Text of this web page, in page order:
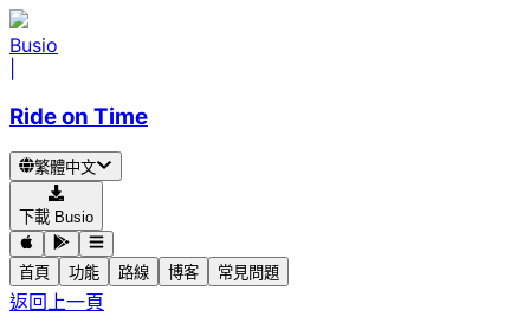
Busio
Ride on Time
繁體中文
下載 Busio
首頁 功能 路線 博客 常見問題
返回上一頁